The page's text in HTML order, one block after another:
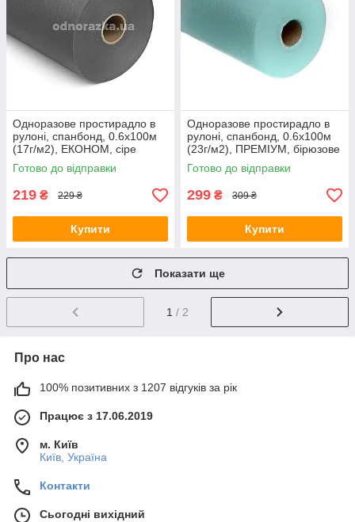
Одноразове простирадло в
рулоні, спанбонд, 0.6х100м
(17г/м2), ЕКОНОМ, сіре
Готово до відправки
219 ₴ 229 ₴
Купити
Одноразове простирадло в
рулоні, спанбонд, 0.6х100м
(23г/м2), ПРЕМІУМ, бірюзове
Готово до відправки
299 ₴ 309 ₴
Купити
Показати ще
1 / 2
Про нас
100% позитивних з 1207 відгуків за рік
Працює з 17.06.2019
м. Київ
Київ, Україна
Контакти
Сьогодні вихідний